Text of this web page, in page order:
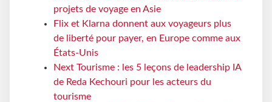
projets de voyage en Asie
Flix et Klarna donnent aux voyageurs plus
de liberté pour payer, en Europe comme aux
États-Unis
Next Tourisme : les 5 leçons de leadership IA
de Reda Kechouri pour les acteurs du
tourisme